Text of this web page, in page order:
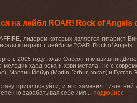
на лейбл ROAR! Rock of Angels
лидером которых является гитарист
контракт с лейблом ROAR! Rock of Angels.
в 2005 году, когда Олссон и клавишник
мелодик-хард-рока и хэви-метала, но с
Мартин Йобур (Martin Järbur, вокал) и
пришлось уйти, и его заменил 17-
зарабатывая себе имя.... подробнее